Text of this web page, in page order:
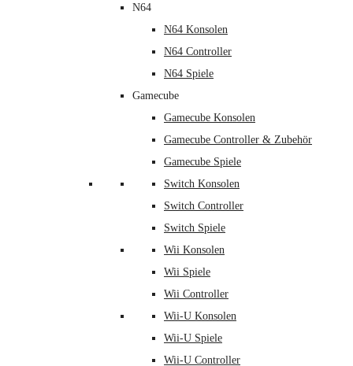
N64
N64 Konsolen
N64 Controller
N64 Spiele
Gamecube
Gamecube Konsolen
Gamecube Controller & Zubehör
Gamecube Spiele
Switch Konsolen
Switch Controller
Switch Spiele
Wii Konsolen
Wii Spiele
Wii Controller
Wii-U Konsolen
Wii-U Spiele
Wii-U Controller